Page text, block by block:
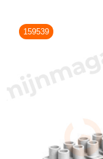
159539